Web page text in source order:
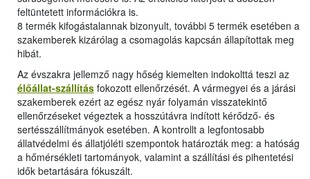
feltüntetett információkra is.
8 termék kifogástalannak bizonyult, további 5 termék esetében a
szakemberek kizárólag a csomagolás kapcsán állapítottak meg
hibát.
Az évszakra jellemző nagy hőség kiemelten indokolttá teszi az
élőállat-szállítás fokozott ellenőrzését. A vármegyei és a járási
szakemberek ezért az egész nyár folyamán visszatekintő
ellenőrzéseket végeztek a hosszútávra indított kérődző- és
sertésszállítmányok esetében. A kontrollt a legfontosabb
állatvédelmi és állatjóléti szempontok határozták meg: a hatóság
a hőmérsékleti tartományok, valamint a szállítási és pihentetési
idők betartására fókuszált.